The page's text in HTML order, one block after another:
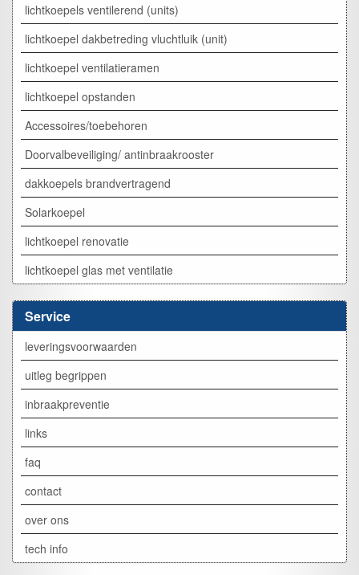
lichtkoepels ventilerend (units)
lichtkoepel dakbetreding vluchtluik (unit)
lichtkoepel ventilatieramen
lichtkoepel opstanden
Accessoires/toebehoren
Doorvalbeveiliging/ antinbraakrooster
dakkoepels brandvertragend
Solarkoepel
lichtkoepel renovatie
lichtkoepel glas met ventilatie
Service
leveringsvoorwaarden
uitleg begrippen
inbraakpreventie
links
faq
contact
over ons
tech info